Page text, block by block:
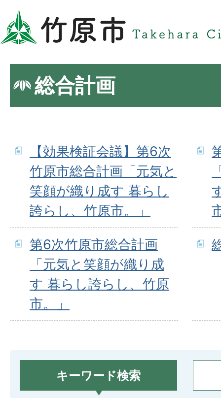
総合計画
【効果検証会議】第6次
竹原市総合計画「元気と
笑顔が織り成す 暮らし
誇らし、竹原市。」
第6次竹原市総合計画
「元気と笑顔が織り成
す 暮らし誇らし、竹原
市。」
キーワード検索